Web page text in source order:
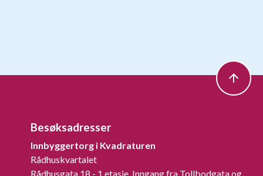
Besøksadresser
Innbyggertorg i Kvadraturen
Rådhuskvartalet
Rådhusgata 18 - 1 etasje. Inngang fra Tollbodgata og